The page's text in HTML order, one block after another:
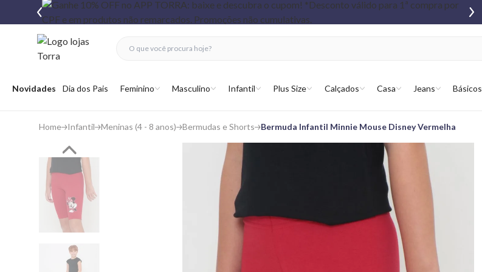
Abrir menu
Novidades Dia dos Pais Feminino Masculino Infantil Plus Size Calçados Casa Jeans Básicos
fechar menu
fechar menu
favoritos
Home Infantil Meninas (4 - 8 anos) Bermudas e Shorts Bermuda Infantil Minnie Mouse Disney Vermelha